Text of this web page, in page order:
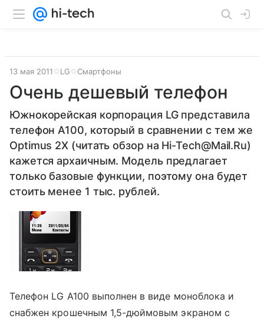
13 мая 2011 LG Смартфоны
Очень дешевый телефон
Южнокорейская корпорация LG представила
телефон A100, который в сравнении с тем же
Optimus 2X (читать обзор на Hi-Tech@Mail.Ru)
кажется архаичным. Модель предлагает
только базовые функции, поэтому она будет
стоить менее 1 тыс. рублей.
Телефон LG A100 выполнен в виде моноблока и
снабжен крошечным 1,5-дюймовым экраном с